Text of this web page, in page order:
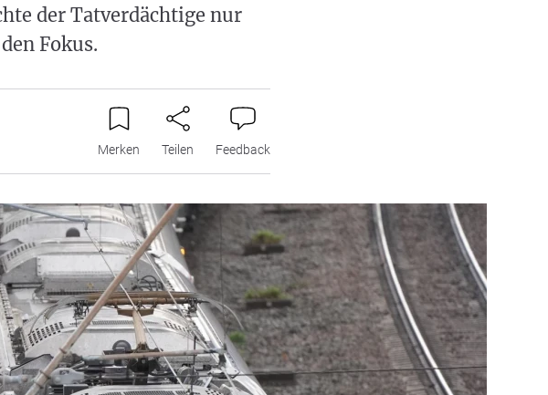
der Tatverdächtige nur
Fokus.
Merken Teilen Feedback